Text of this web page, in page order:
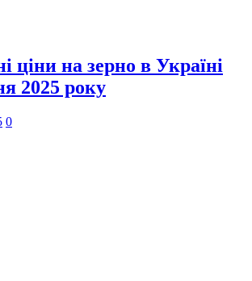
ціни на зерно в Україні
2025 року
0